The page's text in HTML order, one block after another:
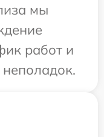
мы
работ и